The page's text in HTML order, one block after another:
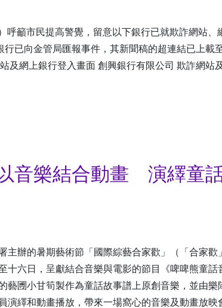
籲市民提高警覺，留意以下銀行已就欺詐網站、
已向金管局匯報事件，其新聞稿的超連結已上載
及網上銀行登入畫面 創興銀行有限公司 欺詐網站
音樂結合動畫 演繹童
主辦的暑期藝術節「國際綜藝合家歡」（「合家歡
十六日，呈獻結合音樂與電影的節目《啤啤熊童話
藝圑小甘筍製作為童話故事譜上原創音樂，並由樂
演繹和動畫播放，帶來一場窩心的音樂及動畫放